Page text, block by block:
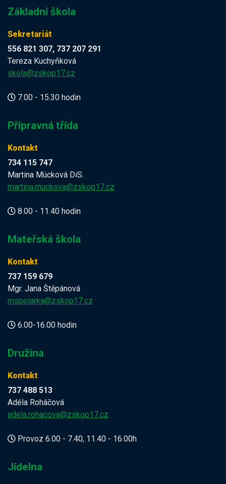
Základní škola
Sekretariát
556 821 307, 737 207 291
Tereza Kuchyňková
skola@zskop17.cz
7.00 - 15.30 hodin
Přípravná třída
Kontakt
734 115 747
Martina Mücková DiS.
martina.muckova@zskop17.cz
8.00 - 11.40 hodin
Mateřská škola
Kontakt
737 159 679
Mgr. Jana Štěpánová
mspolarka@zskop17.cz
6.00-16.00 hodin
Družina
Kontakt
737 488 513
Adéla Roháčová
adela.rohacova@zskop17.cz
Provoz 6.00 - 7.40, 11.40 - 16.00h
Jídelna